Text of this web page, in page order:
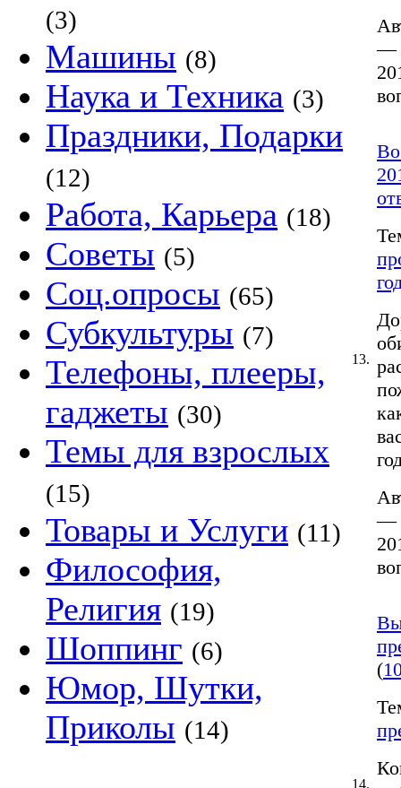
(3)
Машины (8)
Наука и Техника (3)
Праздники, Подарки
(12)
Работа, Карьера (18)
Советы (5)
Соц.опросы (65)
Субкультуры (7)
Телефоны, плееры,
гаджеты (30)
Темы для взрослых
(15)
Товары и Услуги (11)
Философия,
Религия (19)
Шоппинг (6)
Юмор, Шутки,
Приколы (14)
—
13.
—
14.
(